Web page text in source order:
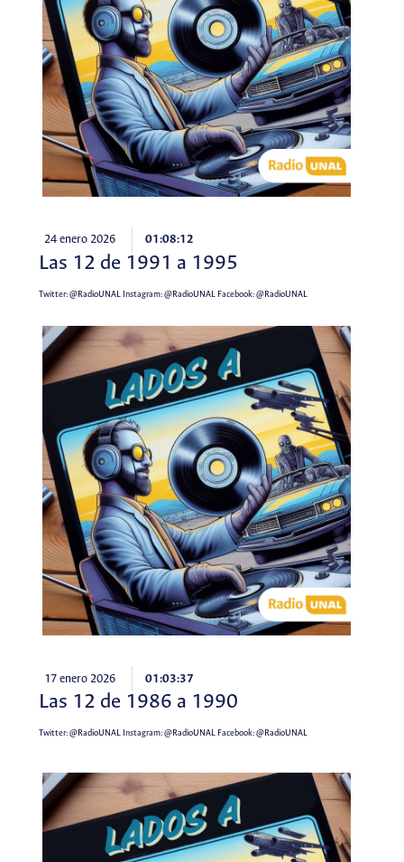
24 enero 2026 01:08:12
Las 12 de 1991 a 1995
Twitter:@RadioUNALInstagram:@RadioUNALFacebook:@RadioUNAL
17 enero 2026 01:03:37
Las 12 de 1986 a 1990
Twitter:@RadioUNALInstagram:@RadioUNALFacebook:@RadioUNAL